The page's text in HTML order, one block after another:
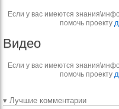
Если у вас имеются
помочь проекту
Видео
Если у вас имеются
помочь проекту
▾ Лучшие комментарии